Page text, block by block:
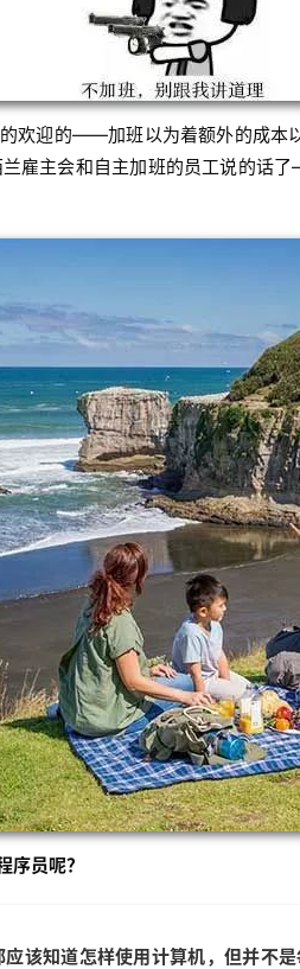
欢迎的——加班以为着额外的成本
雇主会和自主加班的员工说的话
序员呢？
该知道怎样使用计算机，但并不